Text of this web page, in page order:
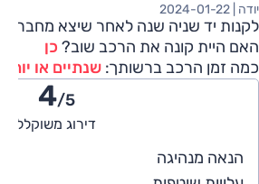
יודה | 2024-01-22
לקנות יד שניה שנה לאחר שיצא מחברה
האם היית קונה את הרכב שוב? כן
כמה זמן הרכב ברשותך: שנתיים או יותר
4/5
דירוג משוקלל
הנאה מנהיגה